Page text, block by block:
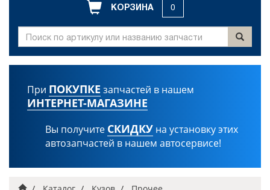
КОРЗИНА 0
При ПОКУПКЕ запчастей в нашем
ИНТЕРНЕТ-МАГАЗИНЕ
Вы получите СКИДКУ на установку этих
автозапчастей в нашем автосервисе!